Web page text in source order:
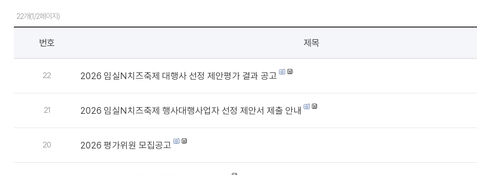
22개(1/2페이지)
번호 제목
22 2026 임실N치즈축제 대행사 선정 제안평가 결과 공고
21 2026 임실N치즈축제 행사대행사업자 선정 제안서 제출 안내
20 2026 평가위원 모집공고